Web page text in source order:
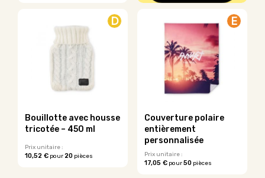
D
Bouillotte avec housse
tricotée – 450 ml
Prix unitaire :
10,52 € pour20 pièces
E
Couverture polaire
entièrement
personnalisée
Prix unitaire :
17,05 €pour50pièces